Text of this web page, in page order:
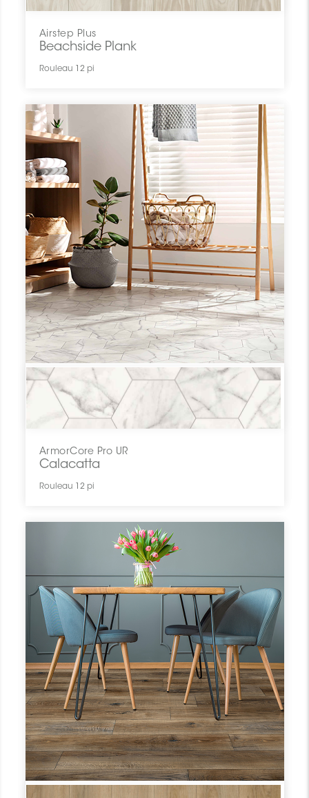
Airstep Plus
Beachside Plank
Rouleau 12 pi
ArmorCore Pro UR
Calacatta
Rouleau 12 pi